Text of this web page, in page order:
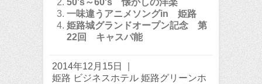
50's～60's 懐かしの洋楽
一味違うアニメソングin 姫路
姫路城グランドオープン記念 第
22回 キャスパ能
2014年12月15日
姫路 ビジネスホテル 姫路グリーンホ